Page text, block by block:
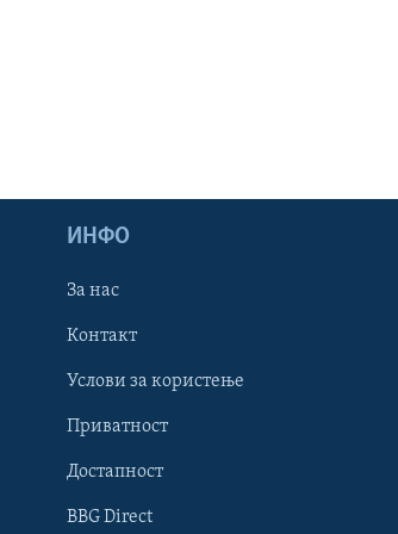
Learning English
НАКУСО...
ИНФО
За нас
Контакт
Услови за користење
Приватност
Достапност
BBG Direct